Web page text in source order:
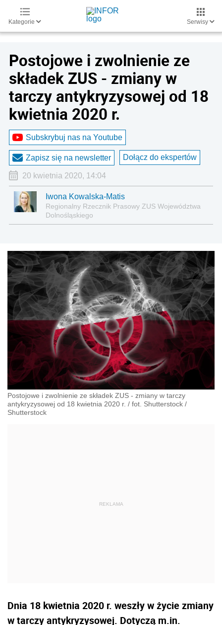
Kategorie Serwisy
Postojowe i zwolnienie ze
składek ZUS - zmiany w
tarczy antykryzysowej od 18
kwietnia 2020 r.
Subskrybuj nas na Youtube
Zapisz się na newsletter Dołącz do ekspertów
20 kwietnia 2020, 14:04
Iwona Kowalska-Matis
Regionalny Rzecznik Prasowy ZUS Województwa
Dolnośląskiego
Postojowe i zwolnienie ze składek ZUS - zmiany w tarczy
antykryzysowej od 18 kwietnia 2020 r. / fot. Shutterstock /
Shutterstock
Dnia 18 kwietnia 2020 r. weszły w życie zmiany
w tarczy antykryzysowej. Dotyczą m.in.